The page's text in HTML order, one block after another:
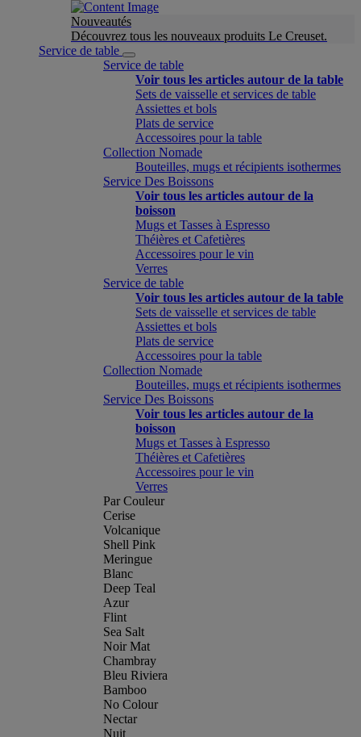
Nouveautés
Découvrez tous les nouveaux produits Le Creuset.
Service de table
Service de table
Voir tous les articles autour de la table
Sets de vaisselle et services de table
Assiettes et bols
Plats de service
Accessoires pour la table
Collection Nomade
Bouteilles, mugs et récipients isothermes
Service Des Boissons
Voir tous les articles autour de la
boisson
Mugs et Tasses à Espresso
Théières et Cafetières
Accessoires pour le vin
Verres
Service de table
Voir tous les articles autour de la table
Sets de vaisselle et services de table
Assiettes et bols
Plats de service
Accessoires pour la table
Collection Nomade
Bouteilles, mugs et récipients isothermes
Service Des Boissons
Voir tous les articles autour de la
boisson
Mugs et Tasses à Espresso
Théières et Cafetières
Accessoires pour le vin
Verres
Par Couleur
Cerise
Volcanique
Shell Pink
Meringue
Blanc
Deep Teal
Azur
Flint
Sea Salt
Noir Mat
Chambray
Bleu Riviera
Bamboo
No Colour
Nectar
Nuit